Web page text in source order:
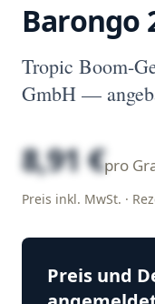
Barongo
Tropic Boom-
GmbH —
8,91 €pro
Preis inkl. MwSt. ·
Preis und